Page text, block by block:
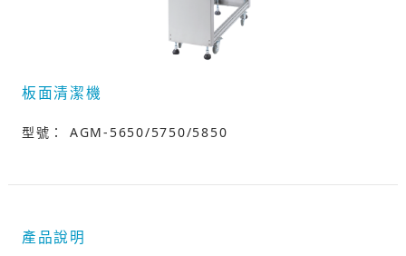
板面清潔機
型號： AGM-5650/5750/5850
產品說明